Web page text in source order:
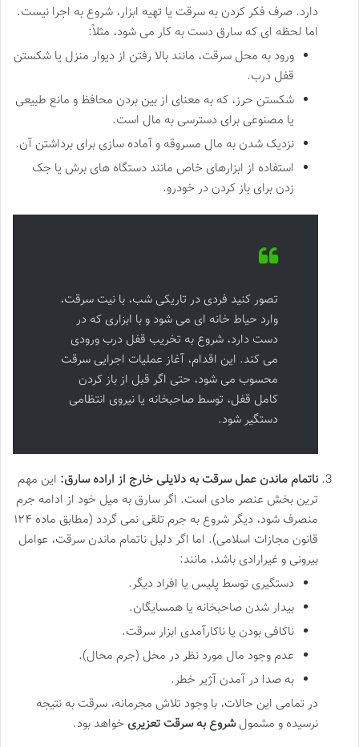
دارد. صرف فکر کردن به سرقت یا تهیه ابزار، شروع به اجرا نیست.
اما لحظه ای که سارق دست به کار می شود، مثلاً:
ورود به محل سرقت، مانند بالا رفتن از دیوار منزل یا شکستن
قفل درب.
شکستن حرز، که به معنای از بین بردن محافظ و مانع طبیعی
یا مصنوعی برای دسترسی به مال است.
نزدیک شدن به مال مسروقه و آماده سازی برای برداشتن آن.
استفاده از ابزارهای خاص مانند دستگاه های برش یا جک
زدن برای باز کردن در خودرو.
تصور کنید فردی در تاریکی شب، با نیت سرقت،
وارد حیاط خانه ای می شود و با ابزاری که در
دست دارد، شروع به تخریب قفل درب ورودی
می کند. این اقدام، آغاز عملیات اجرایی سرقت
محسوب می شود، حتی اگر قبل از باز کردن
کامل قفل، توسط صاحبخانه یا نیروی انتظامی
دستگیر شود.
ناتمام ماندن عمل سرقت به دلایلی خارج از اراده سارق: این مهم
ترین بخش عنصر مادی است. اگر سارق به میل خود از ادامه جرم
منصرف شود، دیگر شروع به جرم تلقی نمی گردد (مطابق ماده ۱۲۴
قانون مجازات اسلامی). اما اگر دلیل ناتمام ماندن سرقت، عوامل
بیرونی و غیرارادی باشد، مانند:
دستگیری توسط پلیس یا افراد دیگر.
بیدار شدن صاحبخانه یا همسایگان.
ناکافی بودن یا ناکارآمدی ابزار سرقت.
عدم وجود مال مورد نظر در محل (جرم محال).
به صدا در آمدن آژیر خطر.
در تمامی این حالات، با وجود تلاش مجرمانه، سرقت به نتیجه
نرسیده و مشمولشروع به سرقت تعزیری خواهد بود.